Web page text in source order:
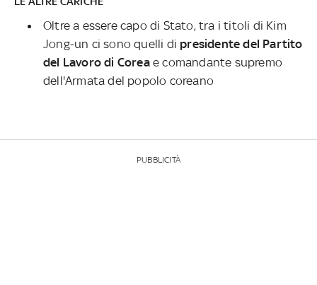
Oltre a essere capo di Stato, tra i titoli di Kim
Jong-un ci sono quelli di presidente del Partito
del Lavoro di Coreae comandante supremo
dell'Armata del popolo coreano
PUBBLICITÀ